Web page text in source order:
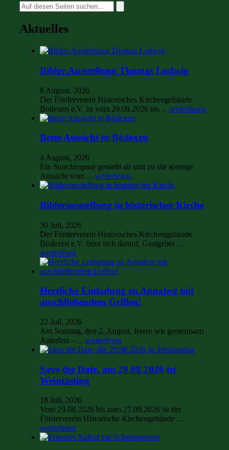
Suche
nach:
Aktuelles
Bilder-Ausstellung Thomas Ludwig
8 August, 2026
Der Förderverein Historisches Kirchengebäude
Bödexen e.V. ist vom 29.08.2026 bis …weiterlesen
Beste Aussicht in Bödexen
4 August, 2026
Ein Storchenpaar genießt ab und zu die sonnige
Aussicht vom …weiterlesen
Bilderausstellung in historischer Kirche
30 Juli, 2026
Der Förderverein Historisches Kirchengebäude
Bödexen e.V. freut sich darauf, Gastgeber …
weiterlesen
Herzliche Einladung zu Annafest mit
anschließendem Grillen!
22 Juli, 2026
Am Sonntag, den 2. August, feiern wir gemeinsam
Annafest – …weiterlesen
Save the Date, am 29.08.2026 ist
Weintasting
18 Juli, 2026
Vom 29.08.2026 bis zum 27.09.2026 ist der
Förderverein Historische Kirchengebäude …
weiterlesen